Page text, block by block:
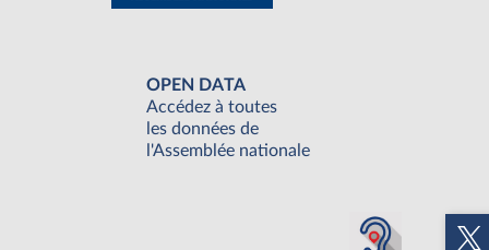
OPEN DATA
Accédez à toutes
les données de
l'Assemblée nationale